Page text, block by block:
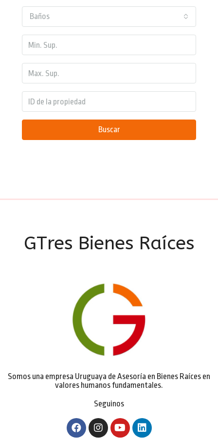
Baños
Buscar
GTres Bienes Raíces
Somos una empresa Uruguaya de Asesoría en Bienes Raíces en
valores humanos fundamentales.
Seguinos